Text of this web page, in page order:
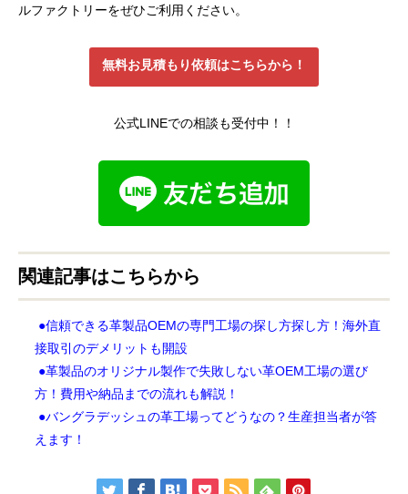
ルファクトリーをぜひご利用ください。
無料お見積もり依頼はこちらから！
公式LINEでの相談も受付中！！
関連記事はこちらから
●信頼できる革製品OEMの専門工場の探し方探し方！海外直
接取引のデメリットも開設
●革製品のオリジナル製作で失敗しない革OEM工場の選び
方！費用や納品までの流れも解説！
●バングラデッシュの革工場ってどうなの？生産担当者が答
えます！